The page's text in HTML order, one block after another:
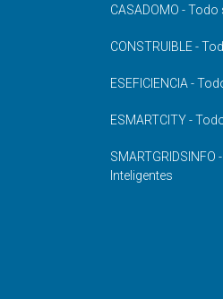
CASADOMO -
CONSTRUIBLE -
ESEFICIENCIA -
ESMARTCITY -
Inteligentes